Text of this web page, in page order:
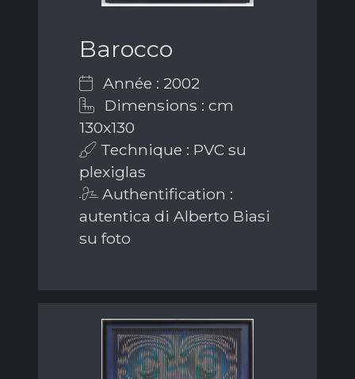
Barocco
Année : 2002
Dimensions : cm
130x130
Technique : PVC su
plexiglas
Authentification :
autentica di Alberto Biasi
su foto